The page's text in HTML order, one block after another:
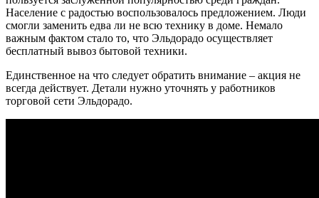
Население с радостью воспользовалось предложением. Люди
смогли заменить едва ли не всю технику в доме. Немало
важным фактом стало то, что Эльдорадо осуществляет
бесплатный вывоз бытовой техники.
Единственное на что следует обратить внимание – акция не
всегда действует. Детали нужно уточнять у работников
торговой сети Эльдорадо.